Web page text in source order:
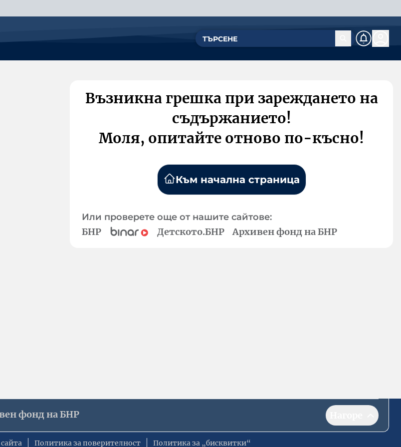
Възникна грешка при зареждането на
съдържанието!
Моля, опитайте отново по-късно!
Към начална страница
Или проверете още от нашите сайтове:
БНР Детското.БНР Архивен фонд на БНР
фонд на БНР
Политика за поверителност Политика за „бисквитки“